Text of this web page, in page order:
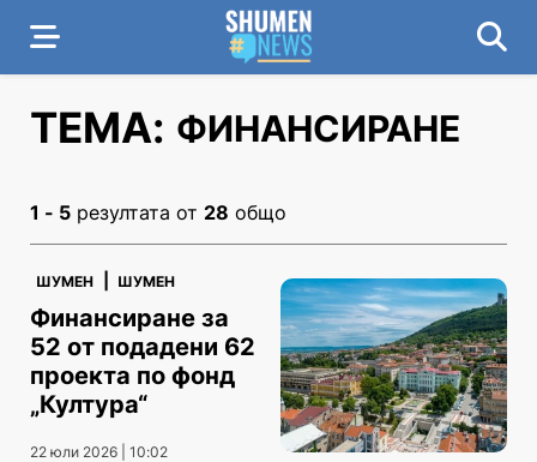
ТЕМА: ФИНАНСИРАНЕ
1 - 5 резултата от 28 общо
ШУМЕН ШУМЕН
Финансиране за
52 от подадени 62
проекта по фонд
„Култура“
22 юли 2026 | 10:02